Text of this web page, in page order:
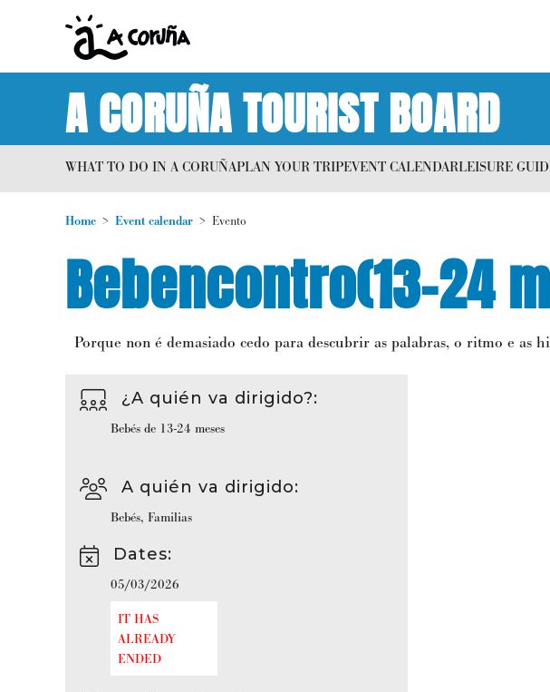
A CORUÑA TOURIST BOARD
WHAT TO DO IN A CORUÑAPLAN YOUR TRIPEVENT CALENDARLEISURE
Home Event calendar Evento
Bebencontro(13-24
Porque non é demasiado cedo para descubrir as palabras, o ritmo e as
¿A quién va dirigido?:
Bebés de 13-24 meses
A quién va dirigido:
Bebés, Familias
Dates:
05/03/2026
IT HAS
ALREADY
ENDED